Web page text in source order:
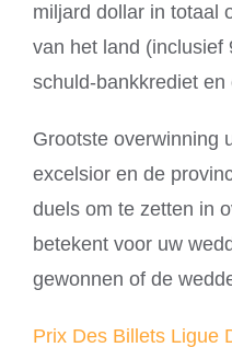
miljard dollar in totaal
van het land (inclusief
schuld-bankkrediet en
Grootste overwinning
excelsior en de
duels om te zetten in
betekent voor uw
gewonnen of de
Prix Des Billets Ligue